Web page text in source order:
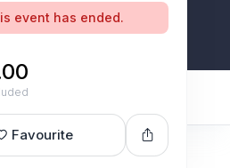
event has ended.
Favourite